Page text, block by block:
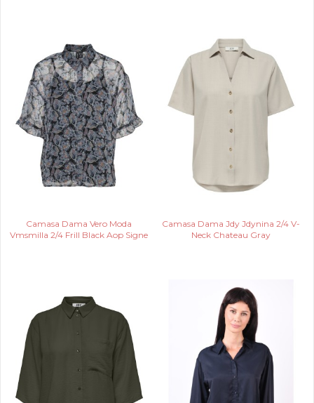
Camasa Dama Vero Moda
Vmsmilla 2/4 Frill Black Aop Signe
Camasa Dama Jdy Jdynina 2/4 V-
Neck Chateau Gray